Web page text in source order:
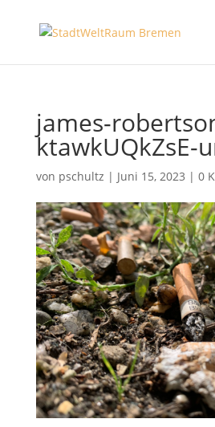
james-
ktawkUQkZsE-
von pschultz | Juni 15, 2023 | 0